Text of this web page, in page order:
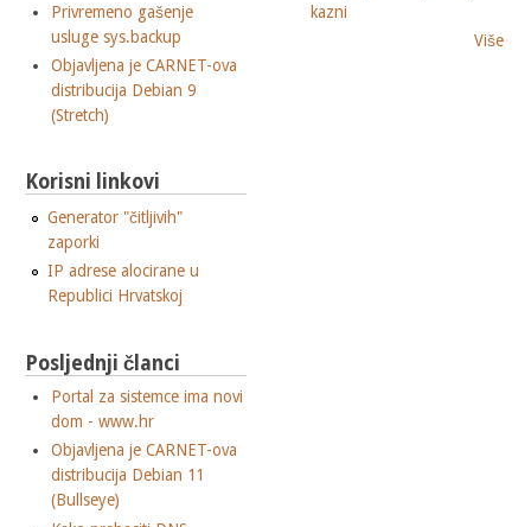
Privremeno gašenje
usluge sys.backup
Objavljena je CARNET-ova
distribucija Debian 9
(Stretch)
Korisni linkovi
Generator "čitljivih"
zaporki
IP adrese alocirane u
Republici Hrvatskoj
Posljednji članci
Portal za sistemce ima novi
dom - www.hr
Objavljena je CARNET-ova
distribucija Debian 11
(Bullseye)
kazni
Više